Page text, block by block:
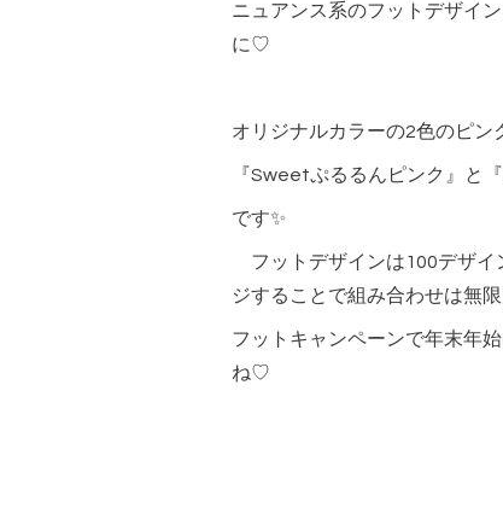
ニュアンス系のフットデザイ
に♡
オリジナルカラーの2色のピン
『Sweetぷるるんピンク』と
です✨
フットデザインは100デザイ
ジすることで組み合わせは無
フットキャンペーンで年末年
ね♡